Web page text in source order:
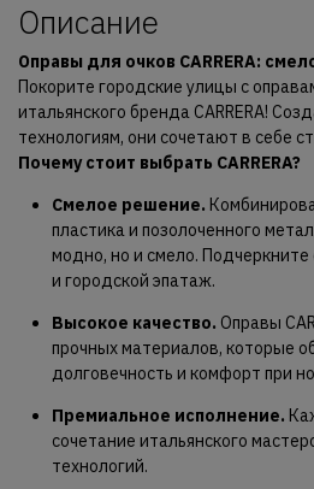
Описание
Оправы для очков CARRERA:
Покорите городские улицы с
итальянского бренда CARRERA!
технологиям, они сочетают в себе
Почему стоит выбрать CARRERA?
Смелое решение.
пластика и позолоченного
модно, но и смело.
и городской эпатаж.
Высокое качество. Оправы
прочных материалов, которые
долговечность и комфорт при
Премиальное исполнение.
сочетание итальянского
технологий.